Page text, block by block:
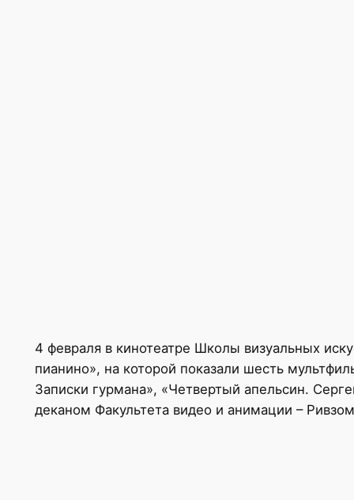
4 февраля в кинотеатре Школы визуальных
пианино», на которой показали шесть
Записки гурмана», «Четвертый апельсин.
деканом Факультета видео и анимации –